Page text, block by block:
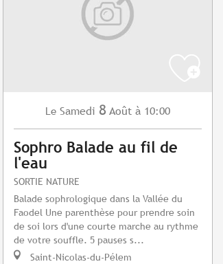
Le Samedi 8 Août à 10:00
Sophro Balade au fil de
l'eau
SORTIE NATURE
Balade sophrologique dans la Vallée du
Faodel Une parenthèse pour prendre soin
de soi lors d'une courte marche au rythme
de votre souffle. 5 pauses s...
Saint-Nicolas-du-Pélem